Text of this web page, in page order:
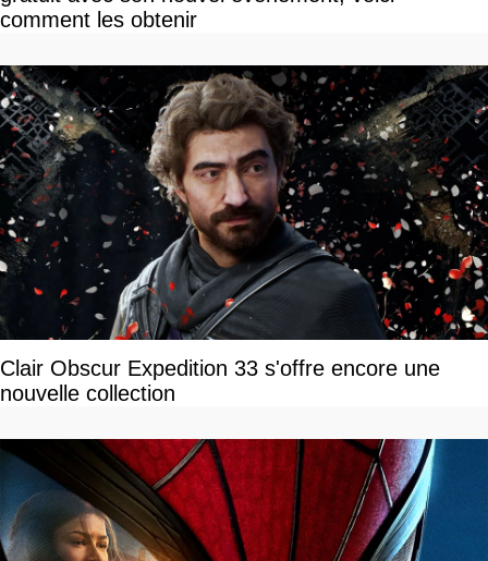
comment les obtenir
Clair Obscur Expedition 33 s'offre encore une
nouvelle collection